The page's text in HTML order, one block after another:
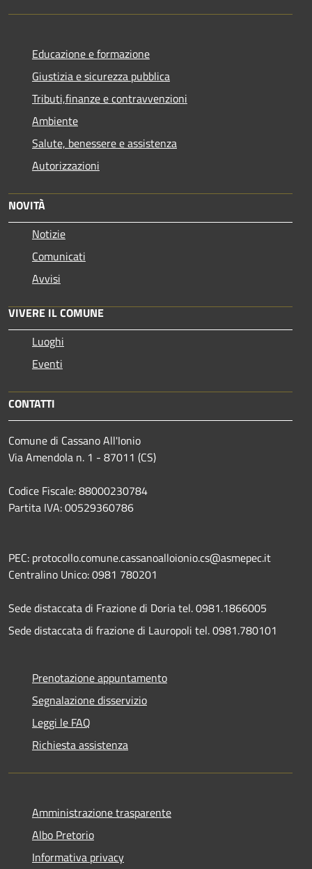
Educazione e formazione
Giustizia e sicurezza pubblica
Tributi,finanze e contravvenzioni
Ambiente
Salute, benessere e assistenza
Autorizzazioni
NOVITÀ
Notizie
Comunicati
Avvisi
VIVERE IL COMUNE
Luoghi
Eventi
CONTATTI
Comune di Cassano All'Ionio
Via Amendola n. 1 - 87011 (CS)
Codice Fiscale: 88000230784
Partita IVA: 00529360786
PEC: protocollo.comune.cassanoalloionio.cs@asmepec.it
Centralino Unico: 0981 780201
Sede distaccata di Frazione di Doria tel. 0981.1866005
Sede distaccata di frazione di Lauropoli tel. 0981.780101
Prenotazione appuntamento
Segnalazione disservizio
Leggi le FAQ
Richiesta assistenza
Amministrazione trasparente
Albo Pretorio
Informativa privacy